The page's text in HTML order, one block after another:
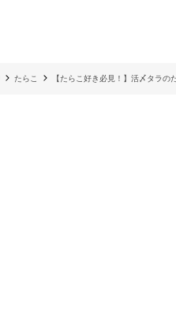
たらこ 【たらこ好き必見！】活〆タラの